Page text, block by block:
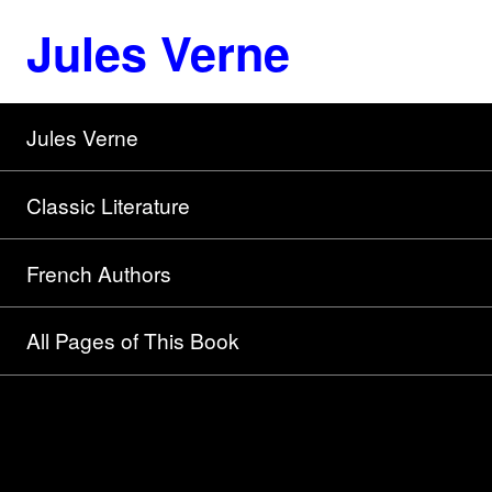
Jules Verne
Jules Verne
Classic Literature
French Authors
All Pages of This Book